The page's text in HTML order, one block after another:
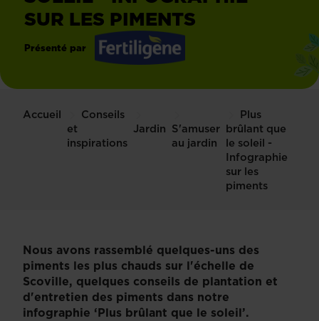
SUR LES PIMENTS
Présenté par
Accueil
Conseils
et
inspirations
Jardin S'amuser
au jardin
Plus
brûlant que
le soleil -
Infographie
sur les
piments
Nous avons rassemblé quelques-uns des
piments les plus chauds sur l'échelle de
Scoville, quelques conseils de plantation et
d'entretien des piments dans notre
infographie ‘Plus brûlant que le soleil’.